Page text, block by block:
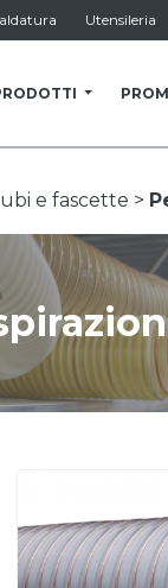
Utensileria
e fascette >